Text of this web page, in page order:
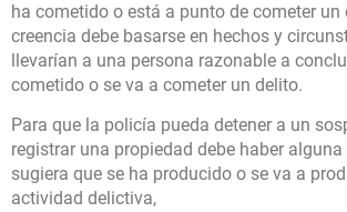
ha cometido o está a punto de cometer un
creencia debe basarse en hechos y
llevarían a una persona razonable a
cometido o se va a cometer un delito.
Para que la policía pueda detener a un
registrar una propiedad debe haber
sugiera que se ha producido o se va a
actividad delictiva,